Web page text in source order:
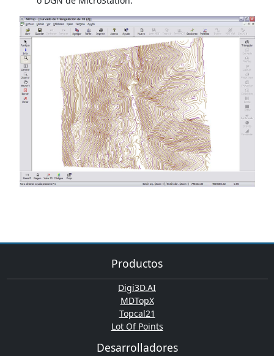
Productos
Digi3D.AI
MDTopX
Topcal21
Lot Of Points
Desarrolladores